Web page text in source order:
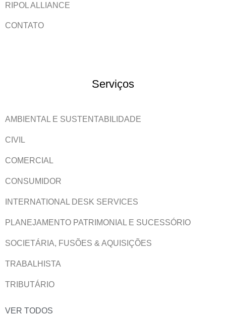
RIPOL ALLIANCE
CONTATO
Serviços
AMBIENTAL E SUSTENTABILIDADE
CIVIL
COMERCIAL
CONSUMIDOR
INTERNATIONAL DESK SERVICES
PLANEJAMENTO PATRIMONIAL E SUCESSÓRIO
SOCIETÁRIA, FUSÕES & AQUISIÇÕES
TRABALHISTA
TRIBUTÁRIO
VER TODOS